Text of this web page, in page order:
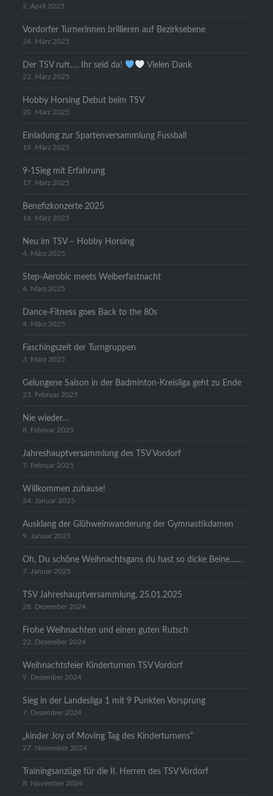
2. April 2025
Vordorfer Turnerinnen brillieren auf Bezirksebene
24. März 2025
Der TSV ruft…. Ihr seid da! Vielen Dank
22. März 2025
Hobby Horsing Debut beim TSV
20. März 2025
Einladung zur Spartenversammlung Fussball
19. März 2025
9-1Sieg mit Erfahrung
17. März 2025
Benefizkonzerte 2025
16. März 2025
Neu im TSV – Hobby Horsing
4. März 2025
Step-Aerobic meets Weiberfastnacht
4. März 2025
Dance-Fitness goes Back to the 80s
4. März 2025
Faschingszeit der Turngruppen
3. März 2025
Gelungene Saison in der Badminton-Kreisliga geht zu Ende
23. Februar 2025
Nie wieder…
8. Februar 2025
Jahreshauptversammlung des TSV Vordorf
7. Februar 2025
Willkommen zuhause!
24. Januar 2025
Ausklang der Glühweinwanderung der Gymnastikdamen
9. Januar 2025
Oh, Du schöne Weihnachtsgans du hast so dicke Beine……
7. Januar 2025
TSV Jahreshauptversammlung, 25.01.2025
28. Dezember 2024
Frohe Weihnachten und einen guten Rutsch
22. Dezember 2024
Weihnachtsfeier Kinderturnen TSV Vordorf
9. Dezember 2024
Sieg in der Landesliga 1 mit 9 Punkten Vorsprung
7. Dezember 2024
„kinder Joy of Moving Tag des Kinderturnens“
27. November 2024
Trainingsanzüge für die II. Herren des TSV Vordorf
8. November 2024